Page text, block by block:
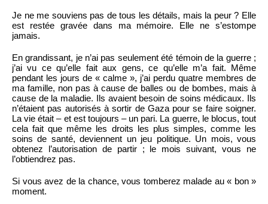
Je ne me souviens pas de tous les détails, mais la peur ? Elle
est restée gravée dans ma mémoire. Elle ne s’estompe
jamais.
En grandissant, je n’ai pas seulement été témoin de la guerre ;
j’ai vu ce qu’elle fait aux gens, ce qu’elle m’a fait. Même
pendant les jours de « calme », j’ai perdu quatre membres de
ma famille, non pas à cause de balles ou de bombes, mais à
cause de la maladie. Ils avaient besoin de soins médicaux. Ils
n’étaient pas autorisés à sortir de Gaza pour se faire soigner.
La vie était – et est toujours – un pari. La guerre, le blocus, tout
cela fait que même les droits les plus simples, comme les
soins de santé, deviennent un jeu politique. Un mois, vous
obtenez l’autorisation de partir ; le mois suivant, vous ne
l’obtiendrez pas.
Si vous avez de la chance, vous tomberez malade au « bon »
moment.